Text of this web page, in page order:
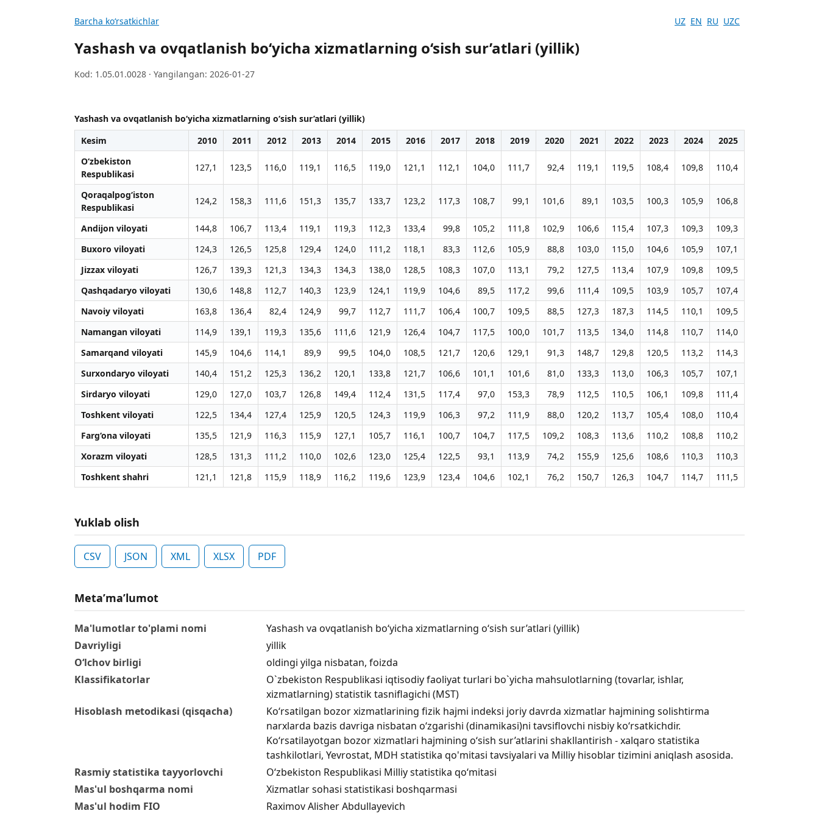
Barcha koʻrsatkichlar UZ EN RU UZC
Yashash va ovqatlanish bo‘yicha xizmatlarning o‘sish sur’atlari (yillik)
Kod: 1.05.01.0028 · Yangilangan: 2026-01-27
Yashash va ovqatlanish bo‘yicha xizmatlarning o‘sish sur’atlari (yillik)
Kesim
2010 2011 2012 2013 2014 2015 2016 2017 2018 2019 2020 2021 2022 2023 2024
2025
O‘zbekiston
Respublikasi
127,1 123,5 116,0 119,1 116,5 119,0 121,1 112,1 104,0 111,7 92,4 119,1 119,5 108,4 109,8 110,4
Qoraqalpog‘iston
Respublikasi
124,2 158,3 111,6 151,3 135,7 133,7 123,2 117,3 108,7 99,1 101,6 89,1 103,5 100,3 105,9 106,8
Andijon viloyati 144,8 106,7 113,4 119,1 119,3 112,3 133,4 99,8 105,2 111,8 102,9 106,6 115,4 107,3 109,3
109,3
Buxoro viloyati
124,3 126,5 125,8 129,4 124,0 111,2 118,1 83,3 112,6 105,9 88,8 103,0 115,0 104,6 105,9
107,1
Jizzax viloyati
126,7 139,3 121,3 134,3 134,3 138,0 128,5 108,3 107,0 113,1 79,2 127,5 113,4 107,9 109,8
109,5
Qashqadaryo viloyati
130,6 148,8 112,7 140,3 123,9 124,1 119,9 104,6 89,5 117,2 99,6 111,4 109,5 103,9 105,7
107,4
Navoiy viloyati
163,8 136,4 82,4 124,9 99,7 112,7 111,7 106,4 100,7 109,5 88,5 127,3 187,3 114,5 110,1
109,5
Namangan viloyati
114,9 139,1 119,3 135,6 111,6 121,9 126,4 104,7 117,5 100,0 101,7 113,5 134,0 114,8 110,7
114,0
Samarqand viloyati
145,9 104,6 114,1 89,9 99,5 104,0 108,5 121,7 120,6 129,1 91,3 148,7 129,8 120,5 113,2
114,3
Surxondaryo viloyati
140,4 151,2 125,3 136,2 120,1 133,8 121,7 106,6 101,1 101,6 81,0 133,3 113,0 106,3 105,7
107,1
Sirdaryo viloyati
129,0 127,0 103,7 126,8 149,4 112,4 131,5 117,4 97,0 153,3 78,9 112,5 110,5 106,1 109,8
111,4
Toshkent viloyati
122,5 134,4 127,4 125,9 120,5 124,3 119,9 106,3 97,2 111,9 88,0 120,2 113,7 105,4 108,0
110,4
Farg‘ona viloyati
135,5 121,9 116,3 115,9 127,1 105,7 116,1 100,7 104,7 117,5 109,2 108,3 113,6 110,2 108,8
110,2
Xorazm viloyati
128,5 131,3 111,2 110,0 102,6 123,0 125,4 122,5 93,1 113,9 74,2 155,9 125,6 108,6 110,3
110,3
Toshkent shahri
121,1 121,8 115,9 118,9 116,2 119,6 123,9 123,4 104,6 102,1 76,2 150,7 126,3 104,7 114,7 111,5
Yuklab olish
CSV JSON XML XLSX PDF
Metaʼmaʼlumot
Ma'lumotlar to'plami nomi
Yashash va ovqatlanish bo‘yicha xizmatlarning o‘sish sur’atlari (yillik)
Davriyligi
yillik
O‘lchov birligi
oldingi yilga nisbatan, foizda
Klassifikatorlar
O`zbekiston Respublikasi iqtisodiy faoliyat turlari bo`yicha mahsulotlarning (tovarlar, ishlar,
xizmatlarning) statistik tasniflagichi (MST)
Hisoblash metodikasi (qisqacha)
Ko‘rsatilgan bozor xizmatlarining fizik hajmi indeksi joriy davrda xizmatlar hajmining solishtirma
narxlarda bazis davriga nisbatan o‘zgarishi (dinamikasi)ni tavsiflovchi nisbiy ko‘rsatkichdir.
Ko‘rsatilayotgan bozor xizmatlari hajmining o‘sish sur’atlarini shakllantirish - xalqaro statistika
tashkilotlari, Yevrostat, MDH statistika qo'mitasi tavsiyalari va Milliy hisoblar tizimini aniqlash asosida.
Rasmiy statistika tayyorlovchi
O‘zbekiston Respublikasi Milliy statistika qo‘mitasi
Mas'ul boshqarma nomi
Xizmatlar sohasi statistikasi boshqarmasi
Mas'ul hodim FIO
Raximov Alisher Abdullayevich